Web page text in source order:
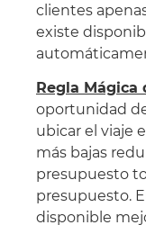
clientes
existe
Regla Mágica
oportunidad
ubicar el viaje
más bajas
presupuesto
presupuesto.
disponible